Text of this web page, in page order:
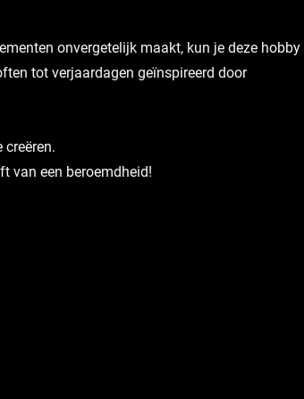
onvergetelijk maakt, kun je deze hobby
tot verjaardagen geïnspireerd door
van een beroemdheid!